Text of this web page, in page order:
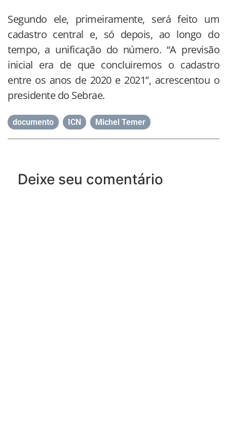
Segundo ele, primeiramente, será feito um
cadastro central e, só depois, ao longo do
tempo, a unificação do número. “A previsão
inicial era de que concluiremos o cadastro
entre os anos de 2020 e 2021”, acrescentou o
presidente do Sebrae.
documento ICN Michel Temer
Deixe seu comentário